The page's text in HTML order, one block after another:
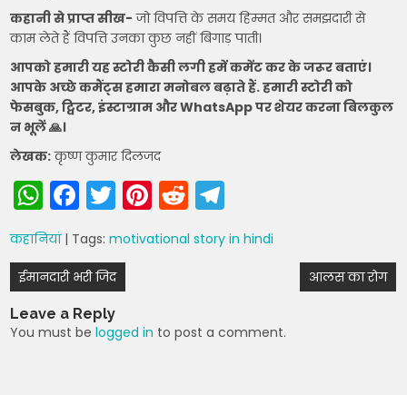
कहानी से प्राप्त सीख- जो विपत्ति के समय हिम्मत और समझदारी से
काम लेते हैं विपत्ति उनका कुछ नहीं बिगाड़ पाती।
आपको हमारी यह स्टोरी कैसी लगी हमें कमेंट कर के जरूर बताएं।
आपके अच्छे कमैंट्स हमारा मनोबल बढ़ाते हैं. हमारी स्टोरी को
फेसबुक, ट्विटर, इंस्टाग्राम और WhatsApp पर शेयर करना बिलकुल
न भूलें 🙏।
लेखक:कृष्ण कुमार दिलजद
W
h
a
ts
A
p
F
c
e
b
o
T
w
itt
er
Pi
nt
er
R
e
d
el
e
m
कहानियां| Tags:motivational story in hindi
Post
navigation
ईमानदारी भरी जिद आलस का रोग
Leave a Reply
You must belogged in to post a comment.